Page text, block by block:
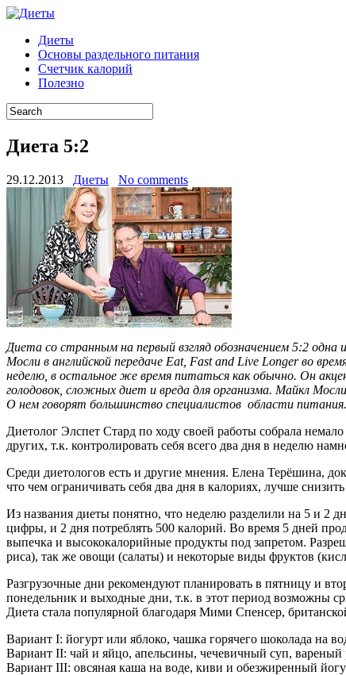
Диеты
Основы раздельного питания
Счетчик калорий
Полезно
Диета 5:2
29.12.2013 Диеты No comments
Диета со странным на первый взгляд обозначением 5:2
Мосли в английской передаче Eat, Fast and Live Longer во
неделю, в остальное же время питаться как обычно. Он
голодовок, сложных диет и вреда для организма. Майкл
О нем говорят большинство специалистов области питания.
Диетолог Элспет Стард по ходу своей работы собрала
других, т.к. контролировать себя всего два дня в неделю
Среди диетологов есть и другие мнения. Елена Терёшина,
что чем ограничивать себя два дня в калориях, лучше
Из названия диеты понятно, что неделю разделили на 5 и 2
цифры, и 2 дня потреблять 500 калорий. Во время 5 дней
выпечка и высококалорийные продукты под запретом.
риса), так же овощи (салаты) и некоторые виды фруктов
Разгрузочные дни рекомендуют планировать в пятницу и
понедельник и выходные дни, т.к. в этот период возможны
Диета стала популярной благодаря Мими Спенсер,
Вариант I: йогурт или яблоко, чашка горячего шоколада на
Вариант II: чай и яйцо, апельсины, чечевичный суп,
Вариант III: овсяная каша на воде, киви и обезжиренный